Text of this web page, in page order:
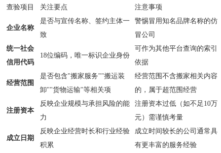
查验项目
关注要点 注意事项
企业名称
是否与宣传名称、签约主体一
致
警惕冒用知名品牌名称的仿
冒公司
统一社会
信用代码
18位编码，唯一标识企业身份
可作为其他平台查询的索引
依据
经营范围
是否包含"搬家服务""搬运装
卸""货物运输"等相关项
经营范围不含搬家相关内容
的，属于超范围经营
注册资本
反映企业规模与承担风险的能
力
注册资本过低（如不足10万
元）需谨慎考量
成立日期
反映企业经营时长和行业经验
积累
成立时间较长的公司通常具
有更丰富的服务经验